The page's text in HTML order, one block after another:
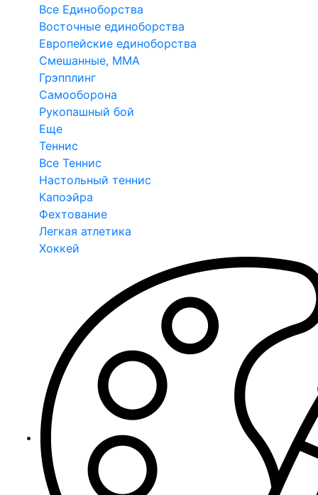
Все Единоборства
Восточные единоборства
Европейские единоборства
Смешанные, ММА
Грэпплинг
Самооборона
Рукопашный бой
Еще
Теннис
Все Теннис
Настольный теннис
Капоэйра
Фехтование
Легкая атлетика
Хоккей